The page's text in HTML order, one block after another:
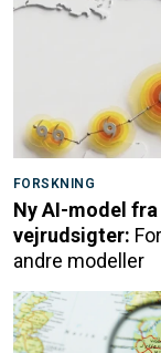
FORSKNING
Ny AI-model
vejrudsigter:
andre modeller